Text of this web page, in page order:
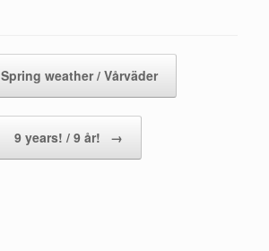
Spring weather / Vårväder
9 years! / 9 år! →